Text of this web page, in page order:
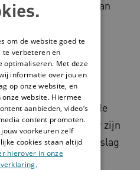
en houd vast aan
ook met
leren: leren voor de
als organisatie. Er zijn
enkelslag
drieslag leren.
om de website goed te
te verbeteren en
optimaliseren. Met deze
informatie over jou en
op onze website, en
website. Hiermee
aanbieden, video’s
content promoten.
voorkeuren zelf
cookies staan altijd
hierover in onze